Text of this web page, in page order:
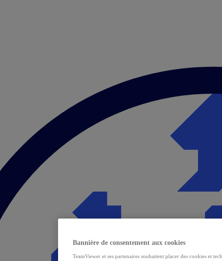
Bannière de consentement aux cookies
TeamViewer et ses partenaires souhaitent placer des cookies et